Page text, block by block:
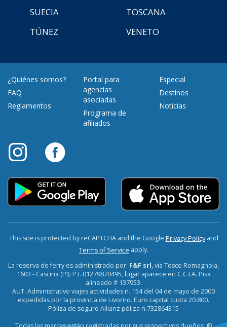
SUECIA
TOSCANA
TÚNEZ
VENETO
¿Quiénes somos?
FAQ
Reglamentos
Portal para
agencias
asociadas
Programa de
afiliados
Especial
Destinos
Noticias
This site is protected by reCAPTCHA and the Google Privacy Policyand
Terms of Service apply.
La reserva de ferry es administrado por: F&F srl, via Tosco Romagnola,
1603 - Cascina (PI). P.I. 01279870495, lugar aparece en C.C.I.A. Pisa
alineado # 137953.
AUT. Administrativo viajes actividades n. 154 del 04 de mayo de 2000
expedidas por la provincia de Livorno. Euro capital cuota 20.800.
Póliza de seguro Allianz póliza n.732864315